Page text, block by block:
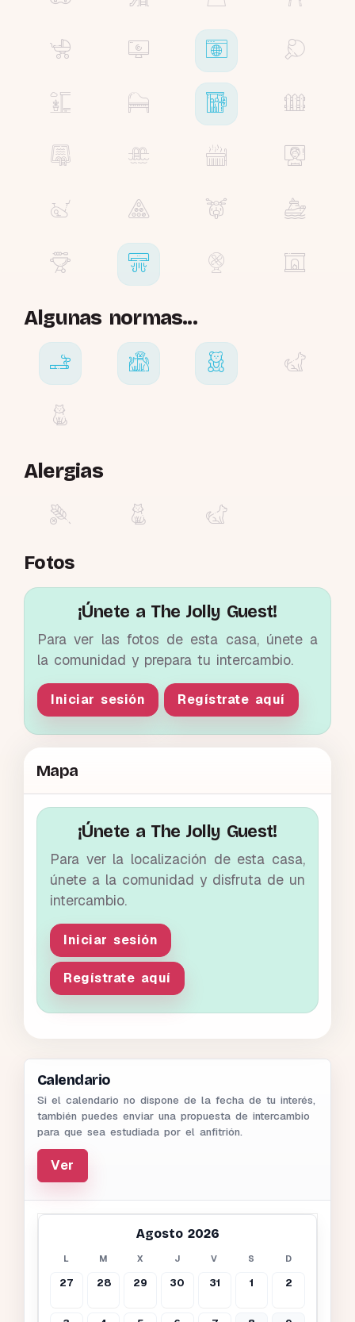
Algunas normas...
Alergias
Fotos
¡Únete a The Jolly Guest!
Para ver las fotos de esta casa, únete a
la comunidad y prepara tu intercambio.
Iniciar sesión Regístrate aquí
Mapa
¡Únete a The Jolly Guest!
Para ver la localización de esta casa,
únete a la comunidad y disfruta de un
intercambio.
Iniciar sesión
Regístrate aquí
Calendario
Si el calendario no dispone de la fecha de tu interés,
también puedes enviar una propuesta de intercambio
para que sea estudiada por el anfitrión.
Ver
Agosto 2026
L M X J V S D
27 28 29 30 31 1 2